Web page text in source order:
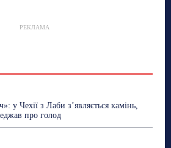
РЕКЛАМА
Сад та город
Топ-новини Фоторепортаж
Чехії з Лаби з’являється камінь,
про голод